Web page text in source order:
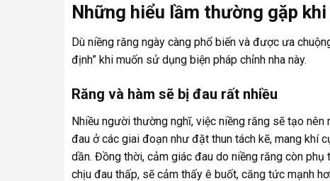
Những hiểu lầm thường gặp
Dù niềng răng ngày càng phổ biến và được ưa
định” khi muốn sử dụng biện pháp chỉnh nha này.
Răng và hàm sẽ bị đau rất nhiều
Nhiều người thường nghĩ, việc niềng răng sẽ tạo
đau ở các giai đoạn như đặt thun tách kẽ, mang khí
dần. Đồng thời, cảm giác đau do niềng răng còn
chịu đau thấp, sẽ cảm thấy ê buốt, căng tức mạnh